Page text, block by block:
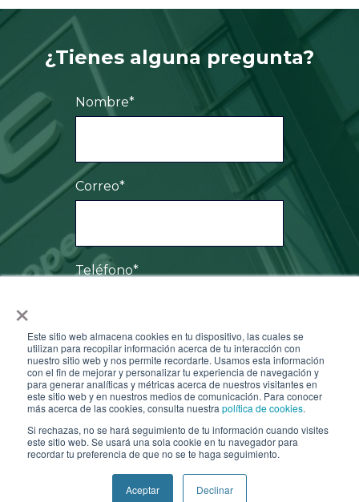
×
Este sitio web almacena cookies en tu dispositivo, las cuales se
utilizan para recopilar información acerca de tu interacción con
nuestro sitio web y nos permite recordarte. Usamos esta información
con el fin de mejorar y personalizar tu experiencia de navegación y
para generar analíticas y métricas acerca de nuestros visitantes en
este sitio web y en nuestros medios de comunicación. Para conocer
más acerca de las cookies, consulta nuestra política de cookies.
Si rechazas, no se hará seguimiento de tu información cuando visites
este sitio web. Se usará una sola cookie en tu navegador para
recordar tu preferencia de que no se te haga seguimiento.
Aceptar Declinar
¿Tienes alguna pregunta?
Nombre*
Correo*
Teléfono*
Al hacer clic en Enviar, acepta que PROMERITS almacene y procese la información
personal que nos proporciona para ponernos en contacto con usted, acerca de
nuestros productos y servicios. Puede darse de baja de estas comunicaciones en
cualquier momento. Si lo desea puede consultar nuestra Información legal
nuestra Política de privacidad.